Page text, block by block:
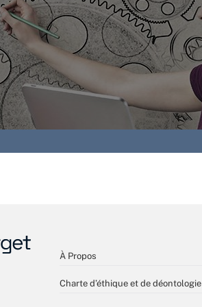
À Propos
Charte d’éthique et de déontologie